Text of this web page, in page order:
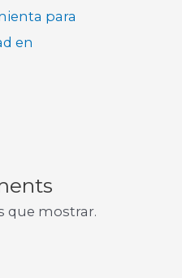
para
en
que mostrar.